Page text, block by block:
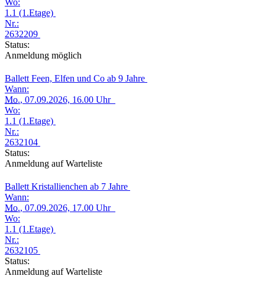
Wo:
1.1 (1.Etage)
Nr.:
2632209
Status:
Anmeldung möglich
Ballett Feen, Elfen und Co ab 9 Jahre
Wann:
Mo., 07.09.2026, 16.00 Uhr
Wo:
1.1 (1.Etage)
Nr.:
2632104
Status:
Anmeldung auf Warteliste
Ballett Kristallienchen ab 7 Jahre
Wann:
Mo., 07.09.2026, 17.00 Uhr
Wo:
1.1 (1.Etage)
Nr.:
2632105
Status:
Anmeldung auf Warteliste